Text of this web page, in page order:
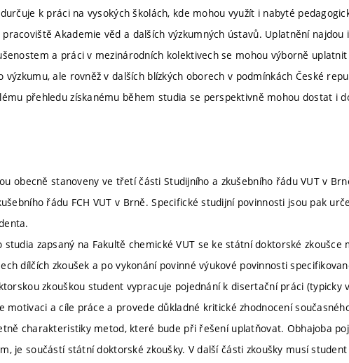
k práci na vysokých školách, kde mohou využít i nabyté
Akademie věd a dalších výzkumných ústavů. Uplatnění najdou
a práci v mezinárodních kolektivech se mohou výborně
výzkumu, ale rovněž v dalších blízkých oborech v podmínkách České
přehledu získanému během studia se perspektivně mohou dostat i
obecně stanoveny ve třetí části Studijního a zkušebního řádu VUT v
řádu FCH VUT v Brně. Specifické studijní povinnosti jsou pak
zapsaný na Fakultě chemické VUT se ke státní doktorské zkoušce
dílčích zkoušek a po vykonání povinné výukové povinnosti
zkouškou student vypracuje pojednání k disertační práci (typicky
motivaci a cíle práce a provede důkladné kritické zhodnocení
charakteristiky metod, které bude při řešení uplatňovat. Obhajoba
je součástí státní doktorské zkoušky. V další části zkoušky musí